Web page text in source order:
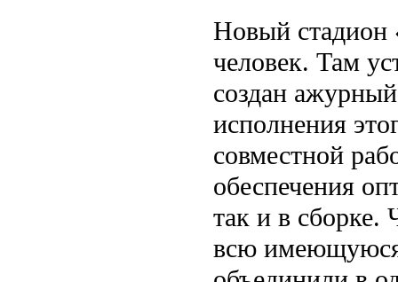
Новый стадион
человек. Там
создан
исполнения
совместной
обеспечения
так и в сборке.
всю